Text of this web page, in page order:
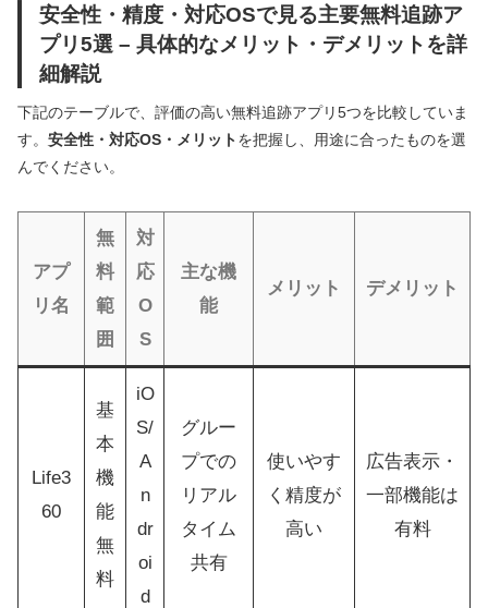
安全性・精度・対応OSで見る主要無料追跡ア
プリ5選 – 具体的なメリット・デメリットを詳
細解説
下記のテーブルで、評価の高い無料追跡アプリ5つを比較していま
す。 安全性・対応OS・メリットを把握し、用途に合ったものを選
んでください。
アプ
リ名
無
料
範
囲
対
応
O
S
主な機
能
メリット デメリット
Life3
60
基
本
機
能
無
料
iO
S/
A
n
dr
oi
d
グルー
プでの
リアル
タイム
共有
使いやす
く精度が
高い
広告表示・
一部機能は
有料